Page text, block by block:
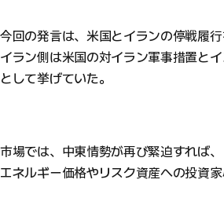
今回の発言は、米国とイランの停戦履
イラン側は米国の対イラン軍事措置と
として挙げていた。
市場では、中東情勢が再び緊迫すれば、
エネルギー価格やリスク資産への投資